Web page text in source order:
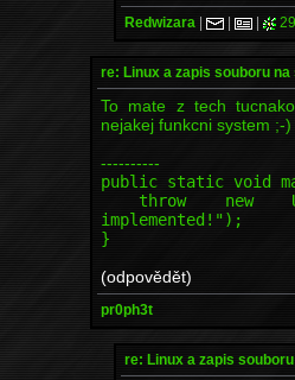
Redwizara | | |
re: Linux a zapis souboru
To mate z tech
nejakej funkcni system ;-)
----------
public static void
throw new
implemented!");
}
(odpovědět)
pr0ph3t
re: Linux a zapis